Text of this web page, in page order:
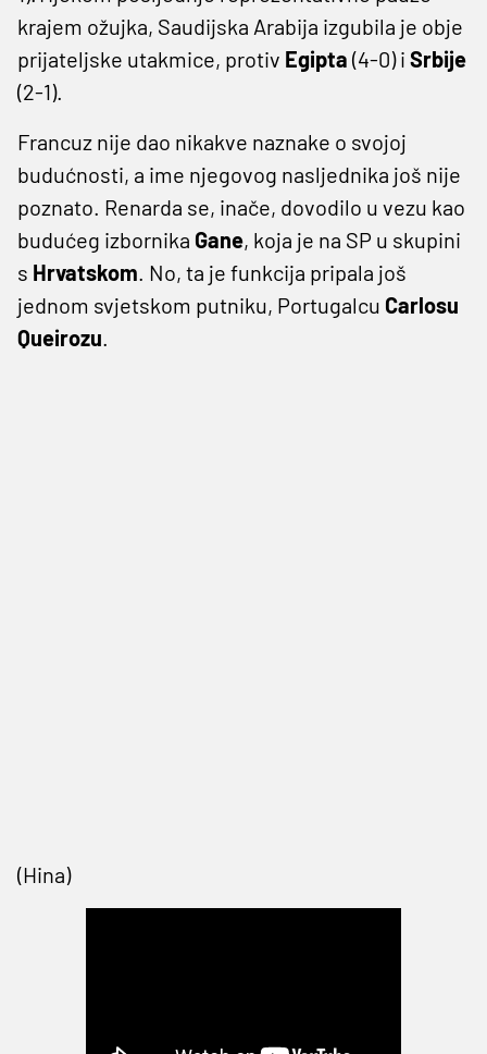
krajem ožujka, Saudijska Arabija izgubila je obje
prijateljske utakmice, protiv Egipta (4-0) i Srbije
(2-1).
Francuz nije dao nikakve naznake o svojoj
budućnosti, a ime njegovog nasljednika još nije
poznato. Renarda se, inače, dovodilo u vezu kao
budućeg izbornika Gane, koja je na SP u skupini
s Hrvatskom. No, ta je funkcija pripala još
jednom svjetskom putniku, Portugalcu Carlosu
Queirozu.
(Hina)